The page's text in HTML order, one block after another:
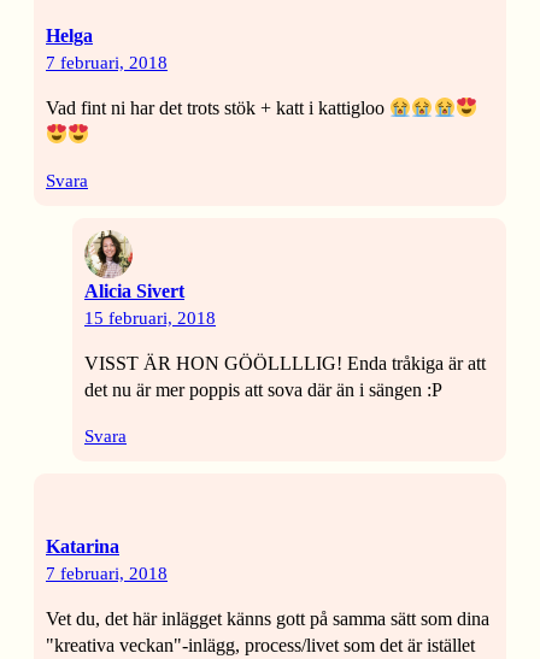
Helga
7 februari, 2018
Vad fint ni har det trots stök + katt i kattigloo
Svara
Alicia Sivert
15 februari, 2018
VISST ÄR HON GÖÖLLLLIG! Enda tråkiga är att
det nu är mer poppis att sova där än i sängen :P
Svara
Katarina
7 februari, 2018
Vet du, det här inlägget känns gott på samma sätt som dina
"kreativa veckan"-inlägg, process/livet som det är istället